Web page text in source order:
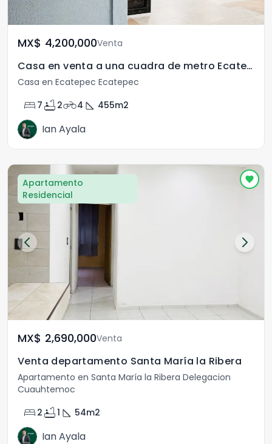
MX$	4,200,000Venta
Casa en venta a una cuadra de metro Ecatepec
Casa en Ecatepec Ecatepec
bed 7 bathtub 2motorcycle4 square_foot 455m2
Ian Ayala
Apartamento
Residencial
MX$	2,690,000Venta
Venta departamento Santa María la Ribera
Apartamento en Santa María la Ribera Delegacion
Cuauhtemoc
bed 2 bathtub1 square_foot 54m2
Ian Ayala